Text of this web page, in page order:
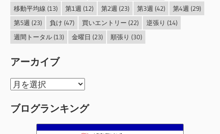
移動平均線 (13) 第1週 (12) 第2週 (23) 第3週 (42) 第4週 (29)
第5週 (23) 負け (47) 買いエントリー (22) 逆張り (14)
週間トータル(13) 金曜日 (23) 順張り (30)
アーカイブ
ア
カ
ブログランキング